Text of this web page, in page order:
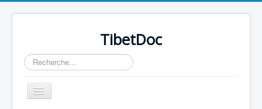
TibetDoc
Rechercher
Basculer
la